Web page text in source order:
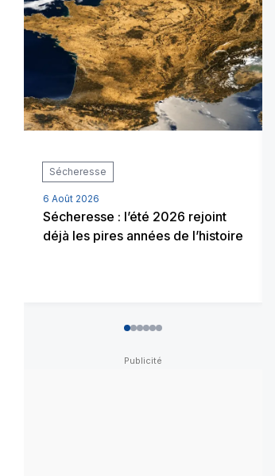
Sécheresse
6 Août 2026
Sécheresse : l’été 2026 rejoint
déjà les pires années de l’histoire
012345